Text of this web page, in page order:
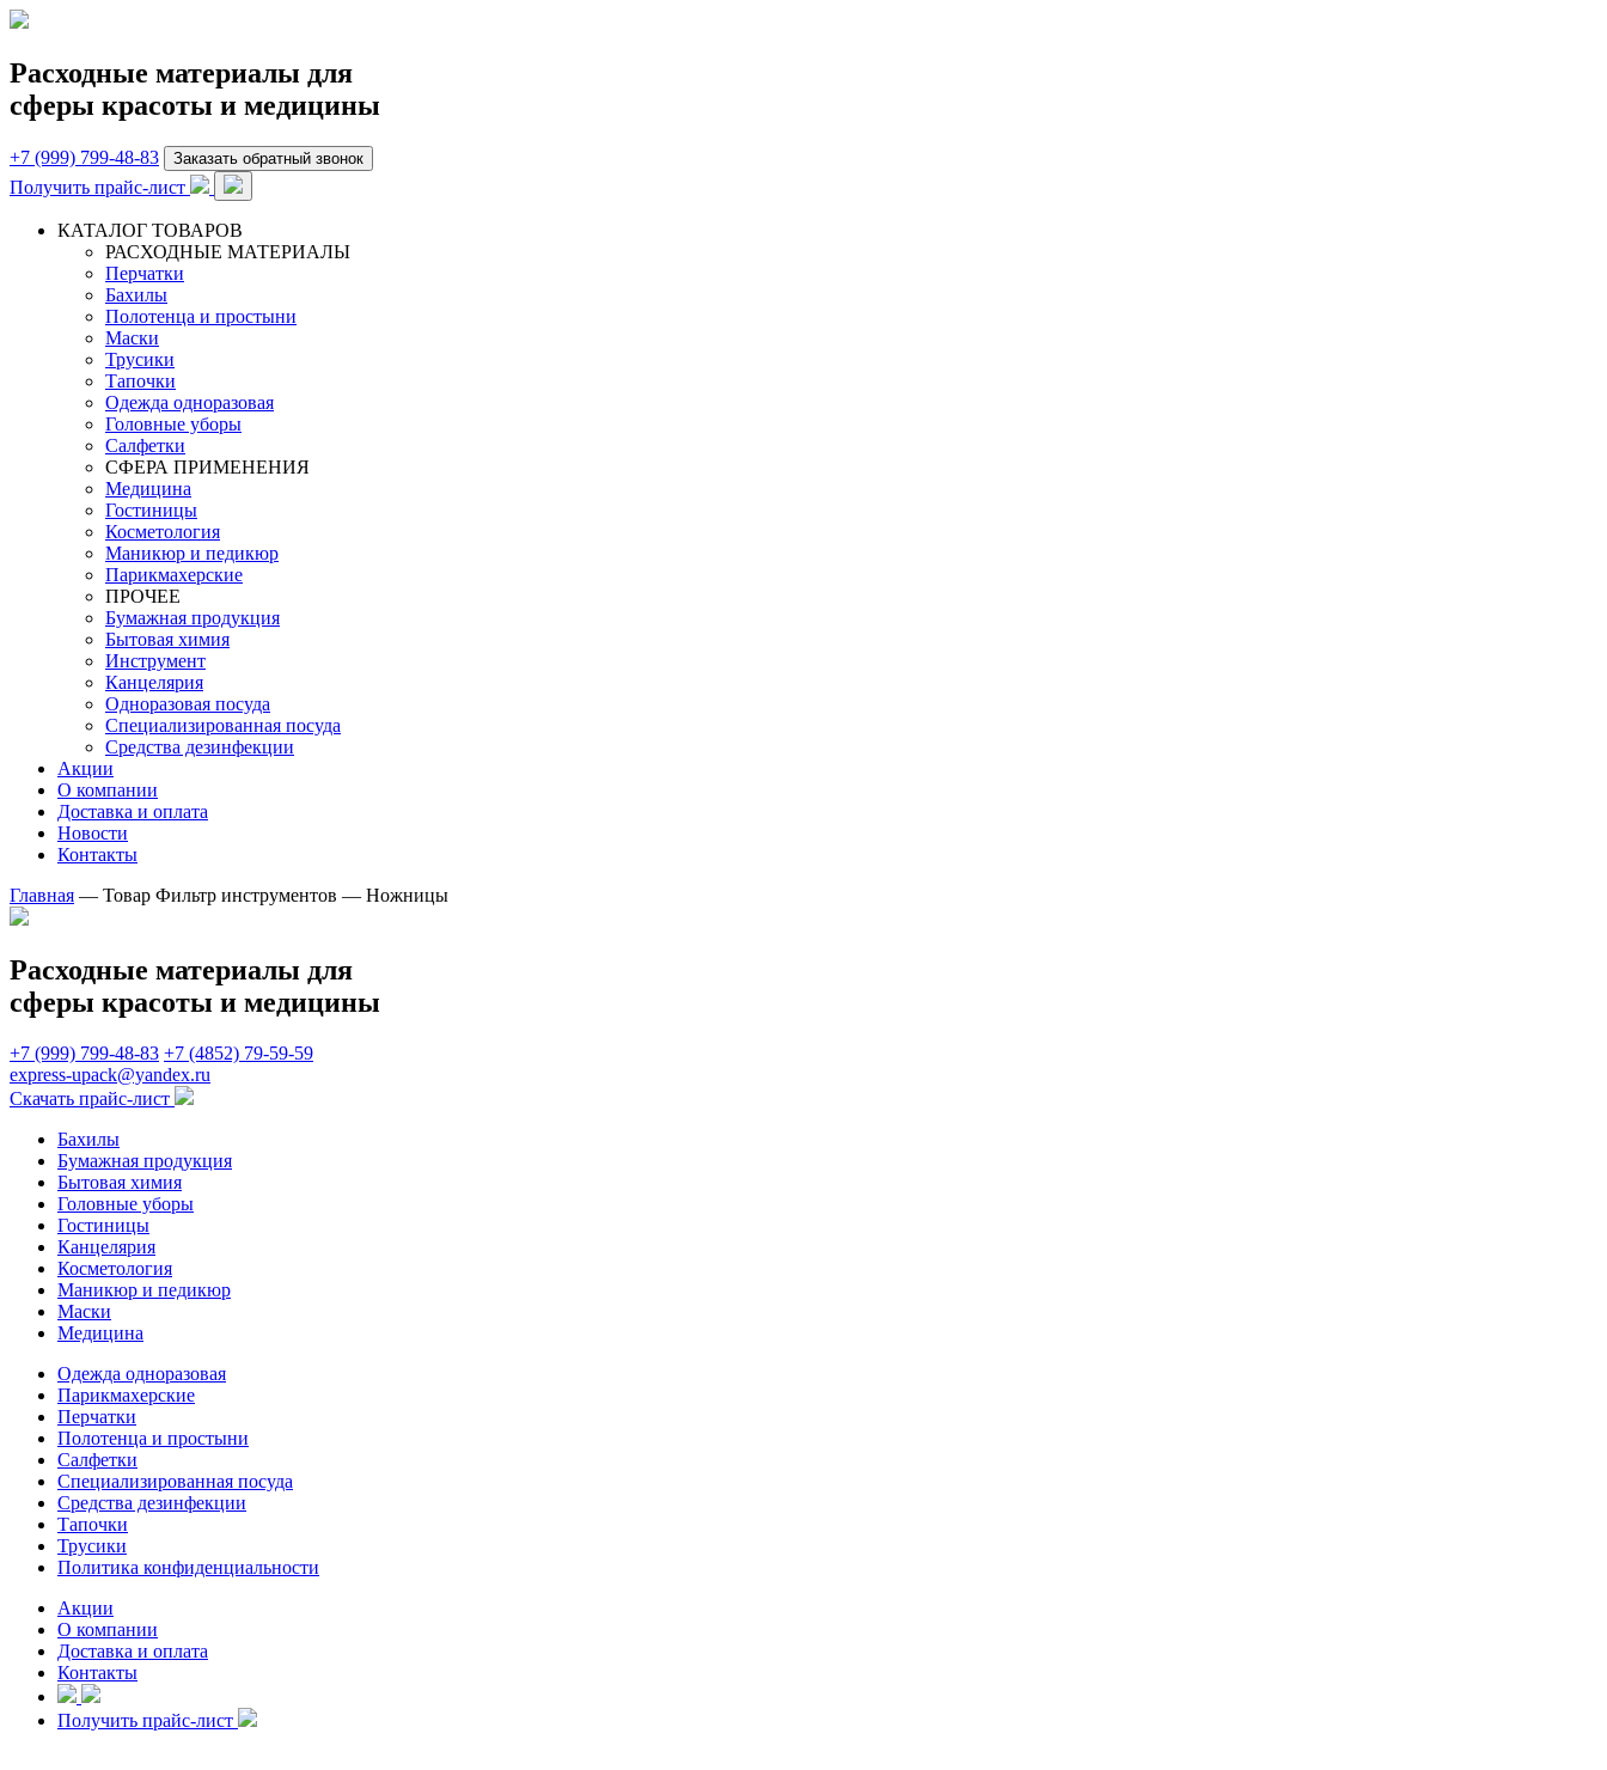
Расходные материалы для
сферы красоты и медицины
+7 (999) 799-48-83 Заказать обратный звонок
Получить прайс-лист
КАТАЛОГ ТОВАРОВ
РАСХОДНЫЕ МАТЕРИАЛЫ
Перчатки
Бахилы
Полотенца и простыни
Маски
Трусики
Тапочки
Одежда одноразовая
Головные уборы
Салфетки
СФЕРА ПРИМЕНЕНИЯ
Медицина
Гостиницы
Косметология
Маникюр и педикюр
Парикмахерские
ПРОЧЕЕ
Бумажная продукция
Бытовая химия
Инструмент
Канцелярия
Одноразовая посуда
Специализированная посуда
Средства дезинфекции
Акции
О компании
Доставка и оплата
Новости
Контакты
Главная — Товар Фильтр инструментов — Ножницы
Расходные материалы для
сферы красоты и медицины
+7 (999) 799-48-83 +7 (4852) 79-59-59
express-upack@yandex.ru
Скачать прайс-лист
Бахилы
Бумажная продукция
Бытовая химия
Головные уборы
Гостиницы
Канцелярия
Косметология
Маникюр и педикюр
Маски
Медицина
Одежда одноразовая
Парикмахерские
Перчатки
Полотенца и простыни
Салфетки
Специализированная посуда
Средства дезинфекции
Тапочки
Трусики
Политика конфиденциальности
Акции
О компании
Доставка и оплата
Контакты
Получить прайс-лист